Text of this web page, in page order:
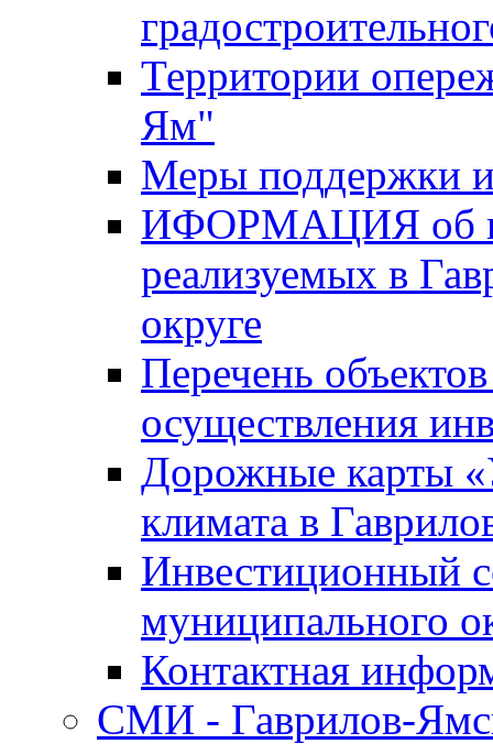
Территории
Ям"
Меры поддержки
ИФОРМАЦИЯ об
реализуемых в
округе
Перечень
осуществления
Дорожные карты
климата в
Инвестиционный
муниципального
Контактная
СМИ - Гаврилов-